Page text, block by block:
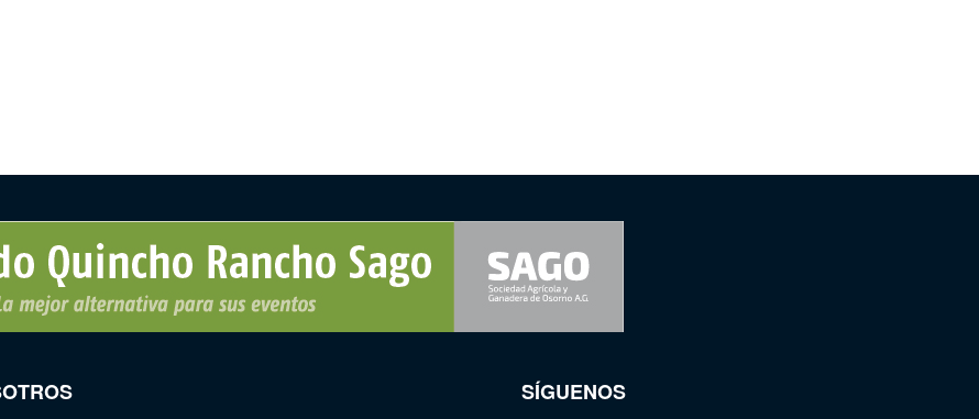
SÍGUENOS